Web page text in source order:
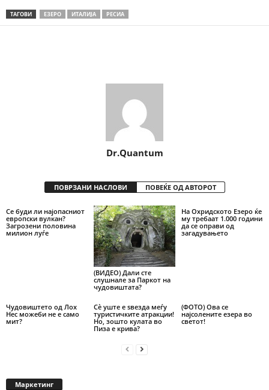
ТАГОВИ ЕЗЕРО ИТАЛИЈА РЕСИА
Dr.Quantum
ПОВРЗАНИ НАСЛОВИ ПОВЕЌЕ ОД АВТОРОТ
Се буди ли најопасниот
европски вулкан?
Загрозени половина
милион луѓе
(ВИДЕО) Дали сте
слушнале за Паркот на
чудовиштата?
На Охридското Езеро ќе
му требаат 1.000 години
да се оправи од
загадувањето
Чудовиштето од Лох
Нес можеби не е само
мит?
Сѐ уште е ѕвезда меѓу
туристичките атракции!
Но, зошто кулата во
Пиза е крива?
(ФОТО) Ова се
најсолените езера во
светот!
Маркетинг